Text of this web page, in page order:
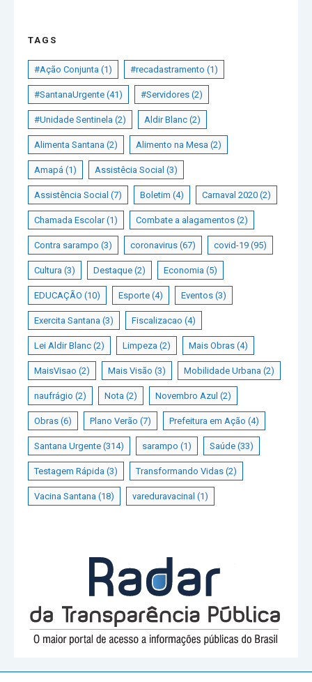
TAGS
#Ação Conjunta (1) #recadastramento (1)
#SantanaUrgente (41) #Servidores (2)
#Unidade Sentinela (2) Aldir Blanc (2)
Alimenta Santana (2) Alimento na Mesa (2)
Amapá (1) Assistêcia Social (3)
Assistência Social (7) Boletim (4) Carnaval 2020 (2)
Chamada Escolar(1) Combate a alagamentos (2)
Contra sarampo (3) coronavirus (67) covid-19 (95)
Cultura (3) Destaque (2) Economia (5)
EDUCAÇÃO (10) Esporte (4) Eventos (3)
Exercita Santana (3) Fiscalizacao (4)
Lei Aldir Blanc (2) Limpeza (2) Mais Obras (4)
MaisVisao (2) Mais Visão (3) Mobilidade Urbana (2)
naufrágio (2) Nota (2) Novembro Azul (2)
Obras (6) Plano Verão (7) Prefeitura em Ação (4)
Santana Urgente (314) sarampo (1) Saúde (33)
Testagem Rápida (3) Transformando Vidas (2)
Vacina Santana (18) vareduravacinal (1)